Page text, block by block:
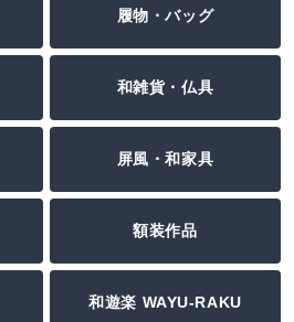
履物・バッグ
和雑貨・仏具
屏風・和家具
額装作品
和遊楽 WAYU-RAKU